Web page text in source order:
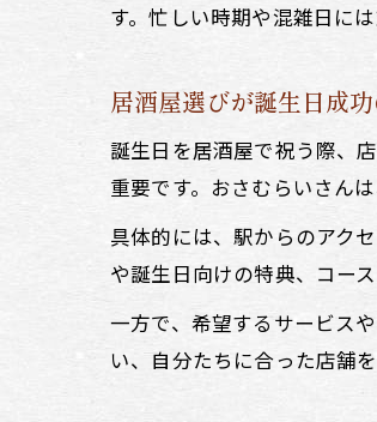
す。忙しい時期や混雑日に
居酒屋選びが誕生日成
誕生日を居酒屋で祝う際、
重要です。おさむらいさん
具体的には、駅からのアク
や誕生日向けの特典、コー
一方で、希望するサービス
い、自分たちに合った店舗